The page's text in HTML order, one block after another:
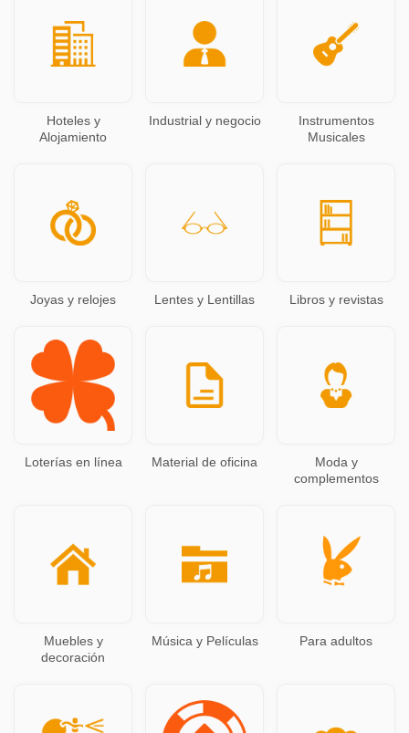
Hoteles y
Alojamiento
Industrial y negocio
Instrumentos
Musicales
Joyas y relojes Lentes y Lentillas Libros y revistas
Loterías en línea Material de oficina
Moda y
complementos
Muebles y
decoración
Música y Películas Para adultos